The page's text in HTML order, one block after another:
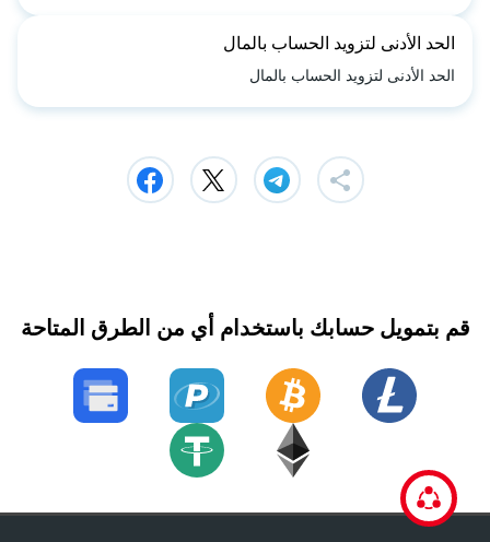
الحد الأدنى لتزويد الحساب بالمال
الحد الأدنى لتزويد الحساب بالمال
قم بتمويل حسابك باستخدام أي من الطرق المتاحة